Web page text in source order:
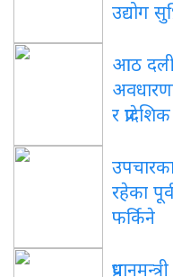
उद्योग
आठ दलीय
र
रहेका
फर्किने